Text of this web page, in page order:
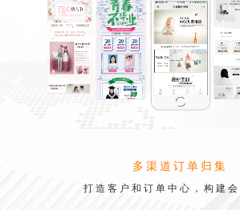
多渠道订单归集
打造客户和订单中心，构建